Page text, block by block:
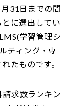
31日までの間
に選出してい
学習管理シ
ティング・専
たものです。
求数ランキン